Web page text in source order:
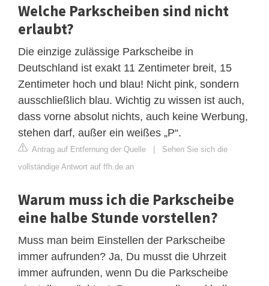
Welche Parkscheiben sind nicht
erlaubt?
Die einzige zulässige Parkscheibe in
Deutschland ist exakt 11 Zentimeter breit, 15
Zentimeter hoch und blau! Nicht pink, sondern
ausschließlich blau. Wichtig zu wissen ist auch,
dass vorne absolut nichts, auch keine Werbung,
stehen darf, außer ein weißes „P“.
Antrag auf Entfernung der Quelle | Sehen Sie sich die
vollständige Antwort auf ffh.de an
Warum muss ich die Parkscheibe
eine halbe Stunde vorstellen?
Muss man beim Einstellen der Parkscheibe
immer aufrunden? Ja, Du musst die Uhrzeit
immer aufrunden, wenn Du die Parkscheibe